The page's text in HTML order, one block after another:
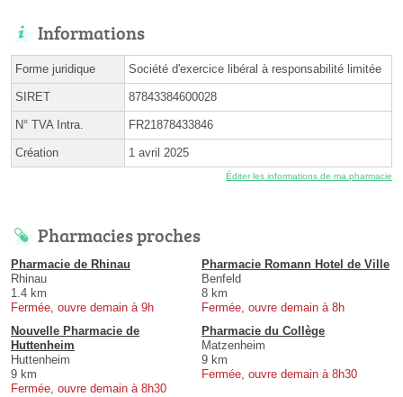
Informations
Forme juridique Société d'exercice libéral à responsabilité limitée
SIRET 87843384600028
N° TVA Intra. FR21878433846
Création 1 avril 2025
Éditer les informations de ma pharmacie
Pharmacies proches
Pharmacie de Rhinau
Rhinau
1.4 km
Fermée, ouvre demain à 9h
Pharmacie Romann Hotel de Ville
Benfeld
8 km
Fermée, ouvre demain à 8h
Nouvelle Pharmacie de
Huttenheim
Huttenheim
9 km
Fermée, ouvre demain à 8h30
Pharmacie du Collège
Matzenheim
9 km
Fermée, ouvre demain à 8h30